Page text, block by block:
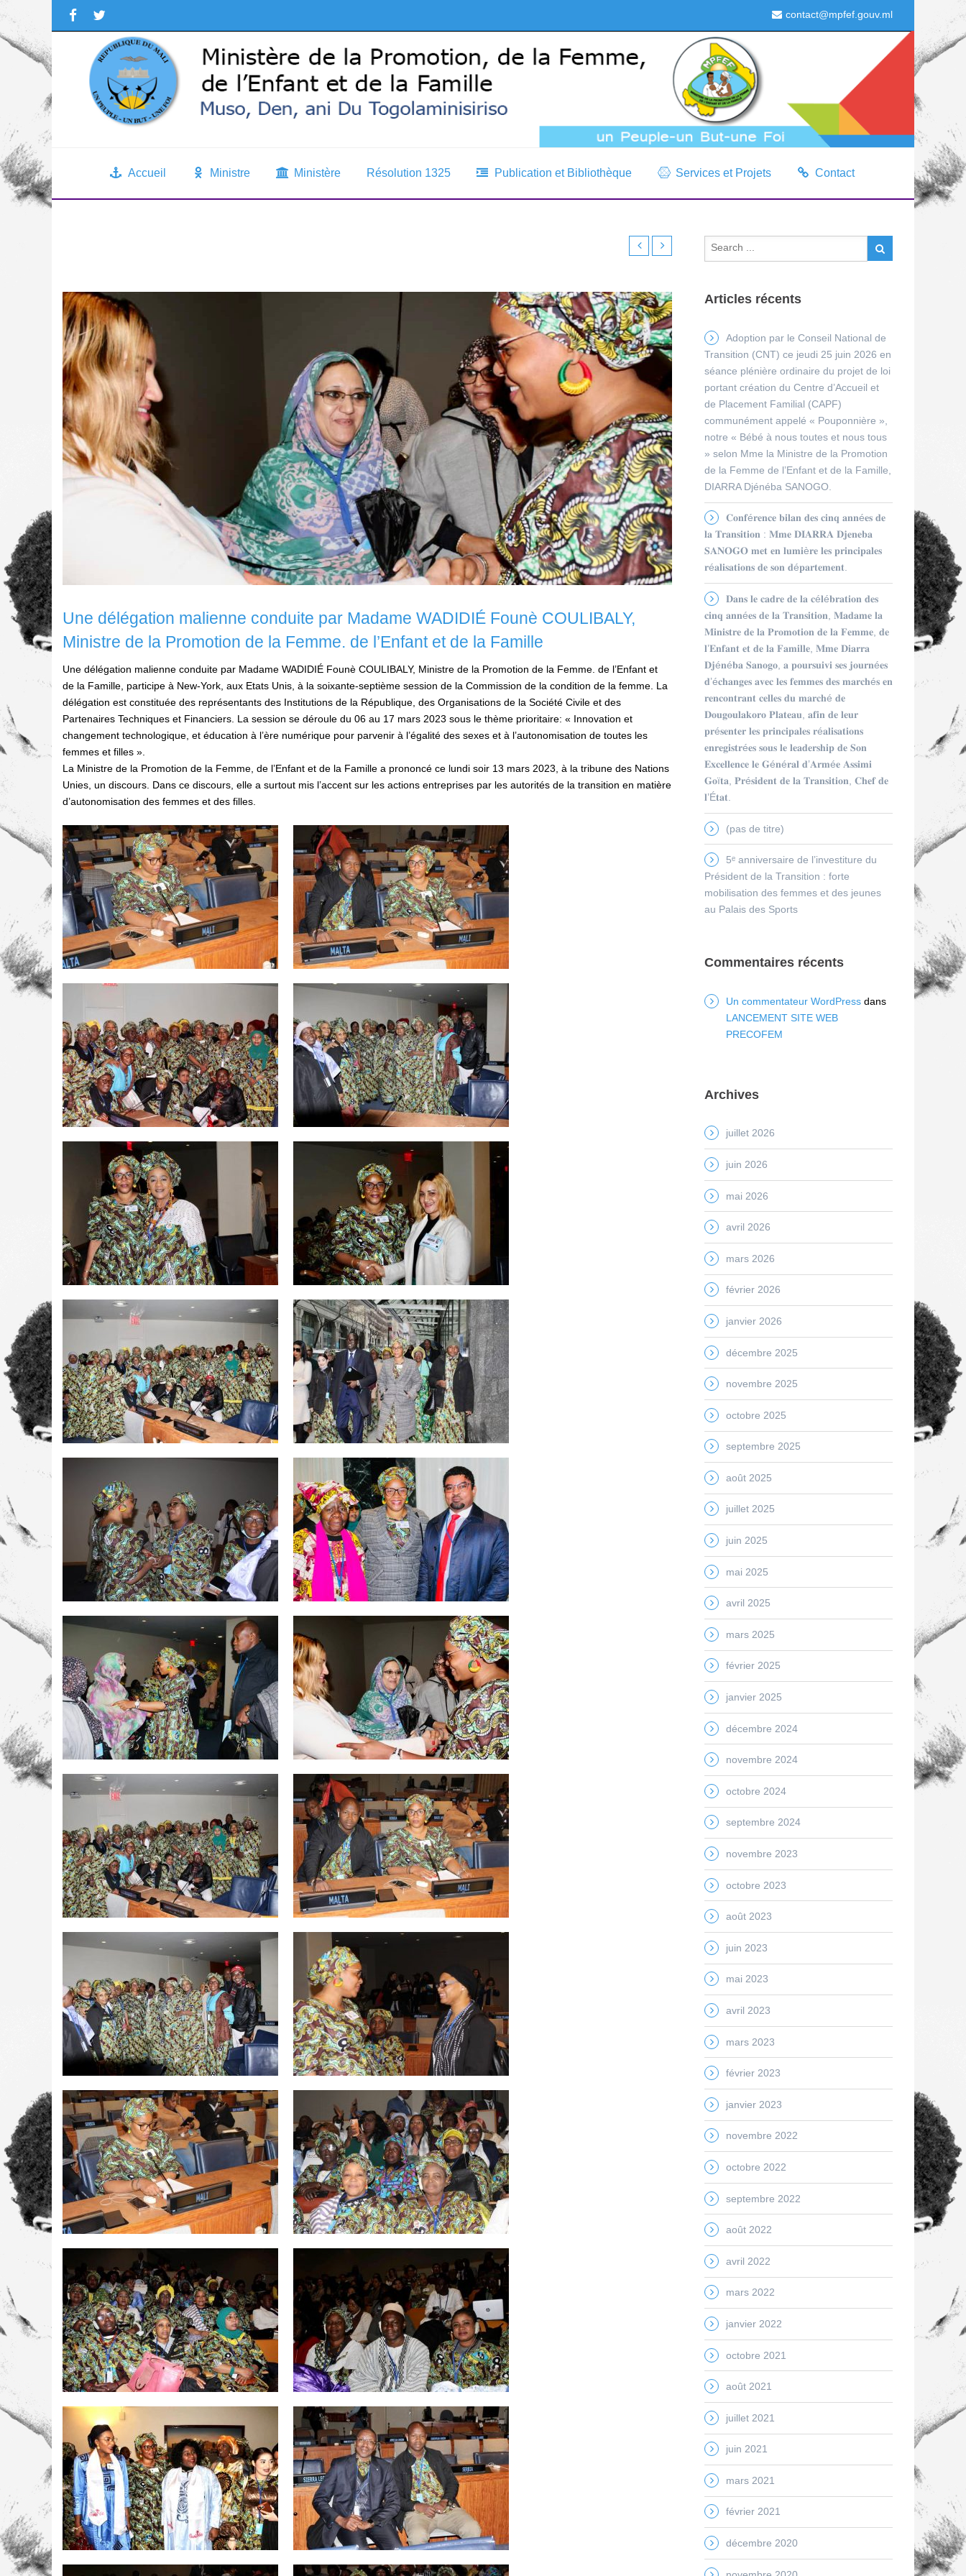
contact@mpfef.gouv.ml
Accueil Ministre Ministère Résolution 1325 Publication et Bibliothèque Services et Projets Contact
Une délégation malienne conduite par Madame WADIDIÉ Founè COULIBALY,
Ministre de la Promotion de la Femme. de l’Enfant et de la Famille
Une délégation malienne conduite par Madame WADIDIÉ Founè COULIBALY, Ministre de la Promotion de la Femme. de l’Enfant et
de la Famille, participe à New-York, aux Etats Unis, à la soixante-septième session de la Commission de la condition de la femme. La
délégation est constituée des représentants des Institutions de la République, des Organisations de la Société Civile et des
Partenaires Techniques et Financiers. La session se déroule du 06 au 17 mars 2023 sous le thème prioritaire: « Innovation et
changement technologique, et éducation à l’ère numérique pour parvenir à l’égalité des sexes et à l’autonomisation de toutes les
femmes et filles ».
La Ministre de la Promotion de la Femme, de l’Enfant et de la Famille a prononcé ce lundi soir 13 mars 2023, à la tribune des Nations
Unies, un discours. Dans ce discours, elle a surtout mis l’accent sur les actions entreprises par les autorités de la transition en matière
d’autonomisation des femmes et des filles.
Articles récents
Adoption par le Conseil National de
Transition (CNT) ce jeudi 25 juin 2026 en
séance plénière ordinaire du projet de loi
portant création du Centre d’Accueil et
de Placement Familial (CAPF)
communément appelé « Pouponnière »,
notre « Bébé à nous toutes et nous tous
» selon Mme la Ministre de la Promotion
de la Femme de l’Enfant et de la Famille,
DIARRA Djénéba SANOGO.
𝐂𝐨𝐧𝐟é𝐫𝐞𝐧𝐜𝐞 𝐛𝐢𝐥𝐚𝐧 𝐝𝐞𝐬 𝐜𝐢𝐧𝐪 𝐚𝐧𝐧é𝐞𝐬 𝐝𝐞
𝐥𝐚 𝐓𝐫𝐚𝐧𝐬𝐢𝐭𝐢𝐨𝐧 : 𝐌𝐦𝐞 𝐃𝐈𝐀𝐑𝐑𝐀 𝐃𝐣𝐞𝐧𝐞𝐛𝐚
𝐒𝐀𝐍𝐎𝐆𝐎 𝐦𝐞𝐭 𝐞𝐧 𝐥𝐮𝐦𝐢è𝐫𝐞 𝐥𝐞𝐬 𝐩𝐫𝐢𝐧𝐜𝐢𝐩𝐚𝐥𝐞𝐬
𝐫é𝐚𝐥𝐢𝐬𝐚𝐭𝐢𝐨𝐧𝐬 𝐝𝐞 𝐬𝐨𝐧 𝐝é𝐩𝐚𝐫𝐭𝐞𝐦𝐞𝐧𝐭.
𝐃𝐚𝐧𝐬 𝐥𝐞 𝐜𝐚𝐝𝐫𝐞 𝐝𝐞 𝐥𝐚 𝐜é𝐥é𝐛𝐫𝐚𝐭𝐢𝐨𝐧 𝐝𝐞𝐬
𝐜𝐢𝐧𝐪 𝐚𝐧𝐧é𝐞𝐬 𝐝𝐞 𝐥𝐚 𝐓𝐫𝐚𝐧𝐬𝐢𝐭𝐢𝐨𝐧, 𝐌𝐚𝐝𝐚𝐦𝐞 𝐥𝐚
𝐌𝐢𝐧𝐢𝐬𝐭𝐫𝐞 𝐝𝐞 𝐥𝐚 𝐏𝐫𝐨𝐦𝐨𝐭𝐢𝐨𝐧 𝐝𝐞 𝐥𝐚 𝐅𝐞𝐦𝐦𝐞, 𝐝𝐞
𝐥’𝐄𝐧𝐟𝐚𝐧𝐭 𝐞𝐭 𝐝𝐞 𝐥𝐚 𝐅𝐚𝐦𝐢𝐥𝐥𝐞, 𝐌𝐦𝐞 𝐃𝐢𝐚𝐫𝐫𝐚
𝐃𝐣é𝐧é𝐛𝐚 𝐒𝐚𝐧𝐨𝐠𝐨, 𝐚 𝐩𝐨𝐮𝐫𝐬𝐮𝐢𝐯𝐢 𝐬𝐞𝐬 𝐣𝐨𝐮𝐫𝐧é𝐞𝐬
𝐝’é𝐜𝐡𝐚𝐧𝐠𝐞𝐬 𝐚𝐯𝐞𝐜 𝐥𝐞𝐬 𝐟𝐞𝐦𝐦𝐞𝐬 𝐝𝐞𝐬 𝐦𝐚𝐫𝐜𝐡é𝐬 𝐞𝐧
𝐫𝐞𝐧𝐜𝐨𝐧𝐭𝐫𝐚𝐧𝐭 𝐜𝐞𝐥𝐥𝐞𝐬 𝐝𝐮 𝐦𝐚𝐫𝐜𝐡é 𝐝𝐞
𝐃𝐨𝐮𝐠𝐨𝐮𝐥𝐚𝐤𝐨𝐫𝐨 𝐏𝐥𝐚𝐭𝐞𝐚𝐮, 𝐚𝐟𝐢𝐧 𝐝𝐞 𝐥𝐞𝐮𝐫
𝐩𝐫é𝐬𝐞𝐧𝐭𝐞𝐫 𝐥𝐞𝐬 𝐩𝐫𝐢𝐧𝐜𝐢𝐩𝐚𝐥𝐞𝐬 𝐫é𝐚𝐥𝐢𝐬𝐚𝐭𝐢𝐨𝐧𝐬
𝐞𝐧𝐫𝐞𝐠𝐢𝐬𝐭𝐫é𝐞𝐬 𝐬𝐨𝐮𝐬 𝐥𝐞 𝐥𝐞𝐚𝐝𝐞𝐫𝐬𝐡𝐢𝐩 𝐝𝐞 𝐒𝐨𝐧
𝐄𝐱𝐜𝐞𝐥𝐥𝐞𝐧𝐜𝐞 𝐥𝐞 𝐆é𝐧é𝐫𝐚𝐥 𝐝’𝐀𝐫𝐦é𝐞 𝐀𝐬𝐬𝐢𝐦𝐢
𝐆𝐨ï𝐭𝐚, 𝐏𝐫é𝐬𝐢𝐝𝐞𝐧𝐭 𝐝𝐞 𝐥𝐚 𝐓𝐫𝐚𝐧𝐬𝐢𝐭𝐢𝐨𝐧, 𝐂𝐡𝐞𝐟 𝐝𝐞
𝐥’É𝐭𝐚𝐭.
(pas de titre)
5ᵉ anniversaire de l’investiture du
Président de la Transition : forte
mobilisation des femmes et des jeunes
au Palais des Sports
Commentaires récents
Un commentateur WordPressdans
LANCEMENT SITE WEB
PRECOFEM
Archives
juillet 2026
juin 2026
mai 2026
avril 2026
mars 2026
février 2026
janvier 2026
décembre 2025
novembre 2025
octobre 2025
septembre 2025
août 2025
juillet 2025
juin 2025
mai 2025
avril 2025
mars 2025
février 2025
janvier 2025
décembre 2024
novembre 2024
octobre 2024
septembre 2024
novembre 2023
octobre 2023
août 2023
juin 2023
mai 2023
avril 2023
mars 2023
février 2023
janvier 2023
novembre 2022
octobre 2022
septembre 2022
août 2022
avril 2022
mars 2022
janvier 2022
octobre 2021
août 2021
juillet 2021
juin 2021
mars 2021
février 2021
décembre 2020